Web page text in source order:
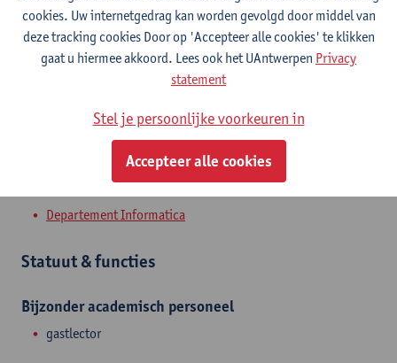
Campus Middelheim
Toon e-mailadres
Departement Informatica
Statuut & functies
Bijzonder academisch personeel
gastlector
cookies. Uw internetgedrag kan worden gevolgd door middel van
deze tracking cookies Door op 'Accepteer alle cookies' te klikken
gaat u hiermee akkoord. Lees ook het UAntwerpen Privacy
statement
Stel je persoonlijke voorkeuren in
Accepteer alle cookies